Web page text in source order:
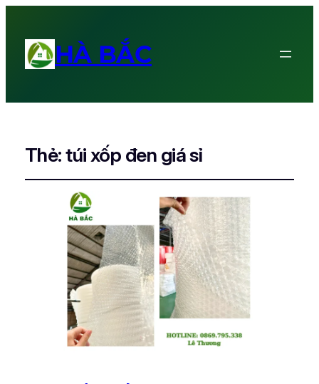
HÀ BẮC
Thẻ:túi xốp đen giá sỉ